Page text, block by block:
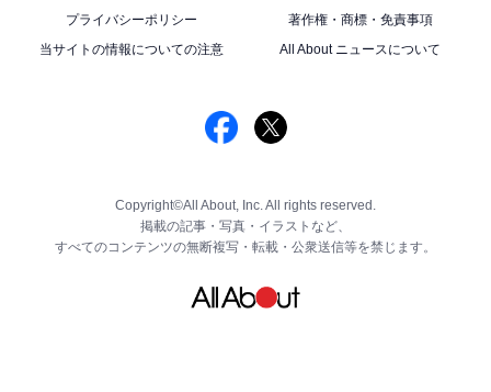
プライバシーポリシー
著作権・商標・免責事項
当サイトの情報についての注意
All About ニュースについて
Copyright©All About, Inc. All rights reserved.
掲載の記事・写真・イラストなど、
すべてのコンテンツの無断複写・転載・公衆送信等を禁じます。